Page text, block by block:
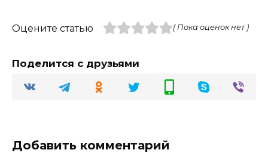
Оцените статью ( Пока оценок нет )
Поделится с друзьями
Добавить комментарий